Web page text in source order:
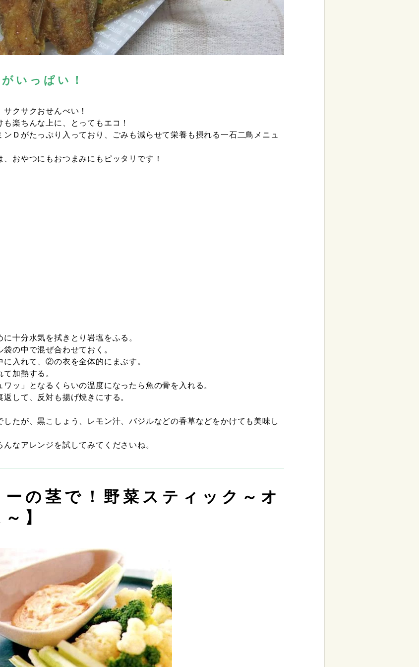
いっぱい！
クサクおせんべい！
楽ちんな上に、とってもエコ！
Ｄがたっぷり入っており、ごみも減らせて栄養も摂れる一石二鳥メニュ
おやつにもおつまみにもピッタリです！
十分水気を拭きとり岩塩をふる。
の中で混ぜ合わせておく。
入れて、②の衣を全体的にまぶす。
加熱する。
ッ」となるくらいの温度になったら魚の骨を入れる。
して、反対も揚げ焼きにする。
たが、黒こしょう、レモン汁、バジルなどの香草などをかけても美味し
なアレンジを試してみてくださいね。
ーの茎で！野菜スティック～オ
】